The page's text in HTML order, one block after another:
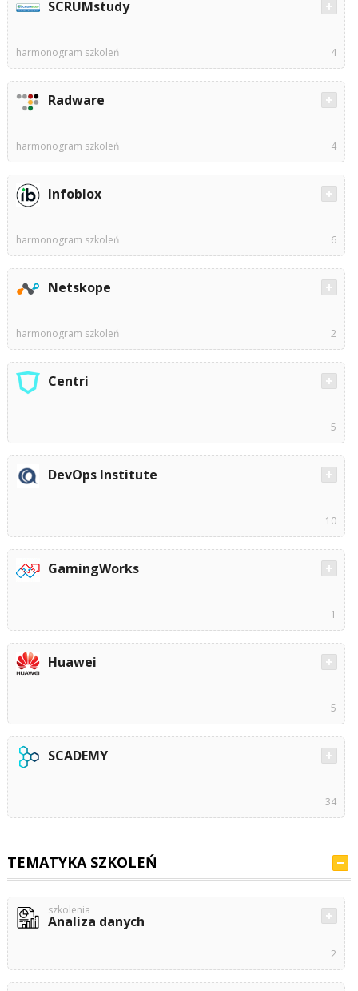
SCRUMstudy
harmonogram szkoleń 4
Radware
harmonogram szkoleń 4
Infoblox
harmonogram szkoleń 6
Netskope
harmonogram szkoleń 2
Centri
5
DevOps Institute
10
GamingWorks
1
Huawei
5
SCADEMY
34
TEMATYKA SZKOLEŃ
szkolenia
Analiza danych
2